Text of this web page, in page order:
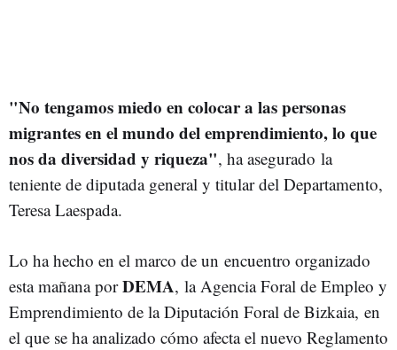
"No tengamos miedo en colocar a las personas
migrantes en el mundo del emprendimiento, lo que
nos da diversidad y riqueza", ha asegurado la
teniente de diputada general y titular del Departamento,
Teresa Laespada.
Lo ha hecho en el marco de un encuentro organizado
esta mañana porDEMA, la Agencia Foral de Empleo y
Emprendimiento de la Diputación Foral de Bizkaia, en
el que se ha analizado cómo afecta el nuevo Reglamento